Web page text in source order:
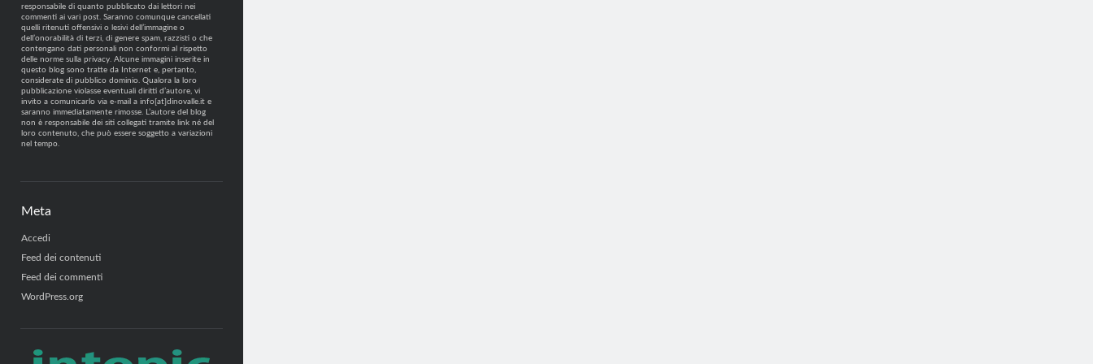
responsabile di quanto pubblicato dai lettori nei
commenti ai vari post. Saranno comunque cancellati
quelli ritenuti offensivi o lesivi dell’immagine o
dell’onorabilità di terzi, di genere spam, razzisti o che
contengano dati personali non conformi al rispetto
delle norme sulla privacy. Alcune immagini inserite in
questo blog sono tratte da Internet e, pertanto,
considerate di pubblico dominio. Qualora la loro
pubblicazione violasse eventuali diritti d’autore, vi
invito a comunicarlo via e-mail a info[at]dinovalle.it e
saranno immediatamente rimosse. L’autore del blog
non è responsabile dei siti collegati tramite link né del
loro contenuto, che può essere soggetto a variazioni
nel tempo.
Meta
Accedi
Feed dei contenuti
Feed dei commenti
WordPress.org